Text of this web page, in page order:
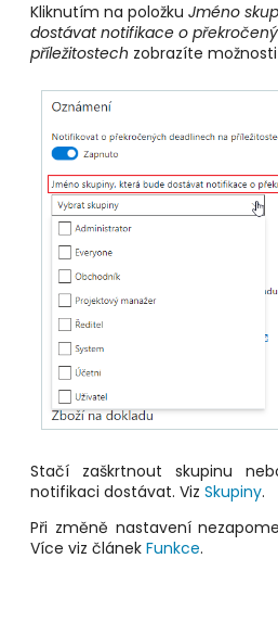
Kliknutím na položku Jméno
dostávat notifikace o
příležitostech zobrazíte
Stačí zaškrtnout skupinu
notifikaci dostávat. Viz Skupiny.
Při změně nastavení
Více viz článek Funkce.